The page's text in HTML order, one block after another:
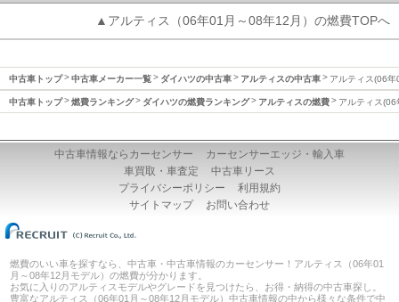
▲アルティス（06年01月～08年12月）の燃費TOPへ
中古車トップ 中古車メーカー一覧 ダイハツの中古車 アルティスの中古車 アルティス(06
中古車トップ 燃費ランキング ダイハツの燃費ランキング アルティスの燃費 アルティス
中古車情報ならカーセンサー
カーセンサーエッジ・輸入車
車買取・車査定
中古車リース
プライバシーポリシー
利用規約
サイトマップ
お問い合わせ
燃費のいい車を探すなら、中古車・中古車情報のカーセンサー！アルティス（06年01
月～08年12月モデル）の燃費が分かります。
お気に入りのアルティスモデルやグレードを見つけたら、お得・納得の中古車探し。
豊富なアルティス（06年01月～08年12月モデル）中古車情報の中から様々な条件で中